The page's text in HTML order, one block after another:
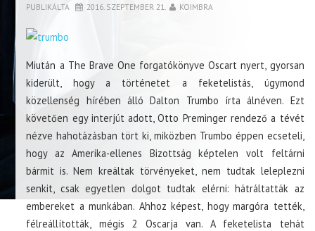
PUBLIKÁLTA 2016. SZEPTEMBER 21. KOIMBRA
Miután a The Brave One forgatókönyve Oscart nyert, gyorsan
kiderült, hogy a történetet a feketelistás, úgymond
közellenség hírében álló Dalton Trumbo írta álnéven. Ezt
követően egy interjút adott, Otto Preminger rendező a tévét
nézve hahotázásban tört ki, miközben Trumbo éppen ecseteli,
hogy az Amerika-ellenes Bizottság képtelen volt feltárni
bármit is. Nem kreáltak törvényeket, nem tudtak leleplezni
senkit, csak egyetlen dolgot tudtak elérni: hátráltatták az
embereket a munkában. Ahhoz képest, hogy margóra tették,
félreállították, mégis 2 Oscarja van. A feketelista tehát